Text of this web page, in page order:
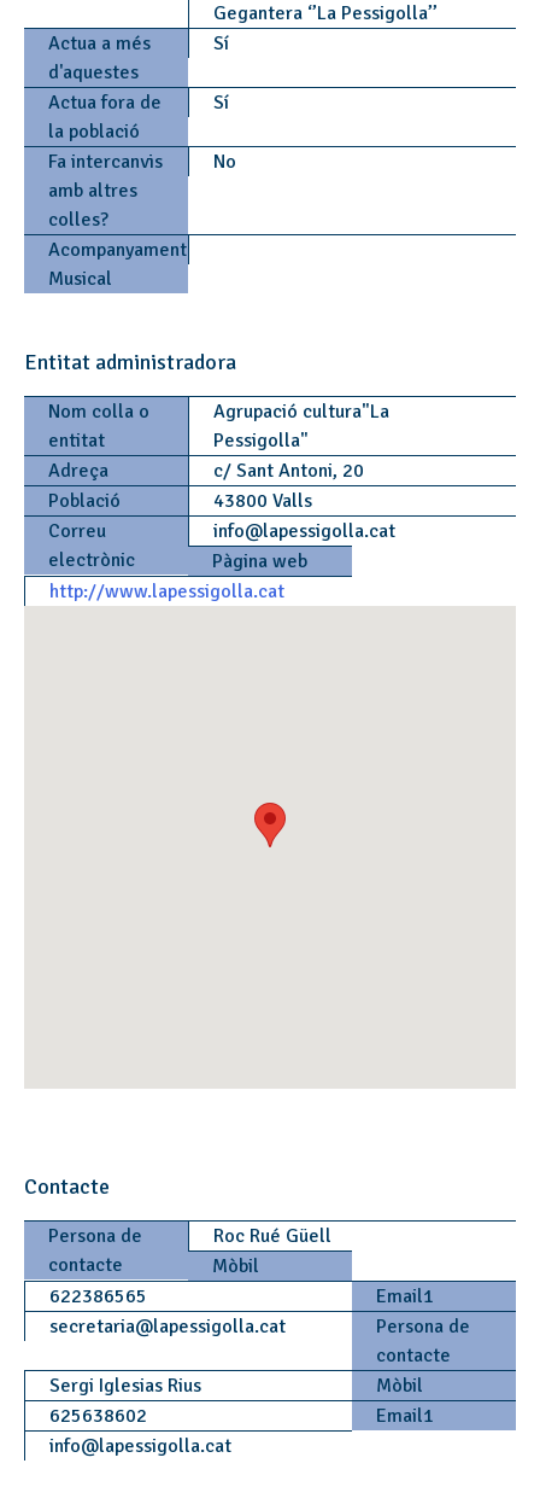
Gegantera ‘’La Pessigolla’’
Actua a més
d'aquestes
Sí
Actua fora de
la població
Sí
Fa intercanvis
amb altres
colles?
No
Acompanyament
Musical
Entitat administradora
Nom colla o
entitat
Agrupació cultura"La
Pessigolla"
Adreça
c/ Sant Antoni, 20
Població
43800 Valls
Correu
electrònic
info@lapessigolla.cat
Pàgina web
http://www.lapessigolla.cat
Contacte
Persona de
contacte
Roc Rué Güell
Mòbil
622386565
Email1
secretaria@lapessigolla.cat
Persona de
contacte
Sergi Iglesias Rius
Mòbil
625638602
Email1
info@lapessigolla.cat